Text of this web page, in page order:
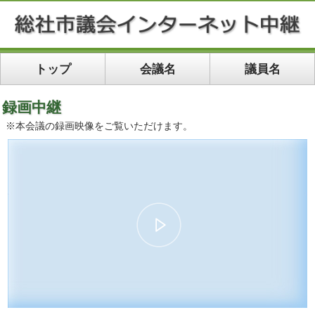
トップ 会議名 議員名
録画中継
※本会議の録画映像をご覧いただけます。